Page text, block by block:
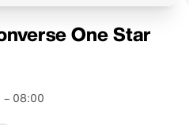
One Star
– 08:00